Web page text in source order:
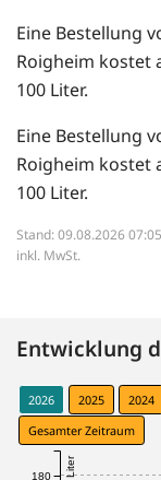
Eine Bestellung
Roigheim kostet
100 Liter.
Eine Bestellung
Roigheim kostet
100 Liter.
Stand: 09.08.2026
inkl. MwSt.
Entwicklung
2026 2025 2024
Gesamter Zeitraum
180